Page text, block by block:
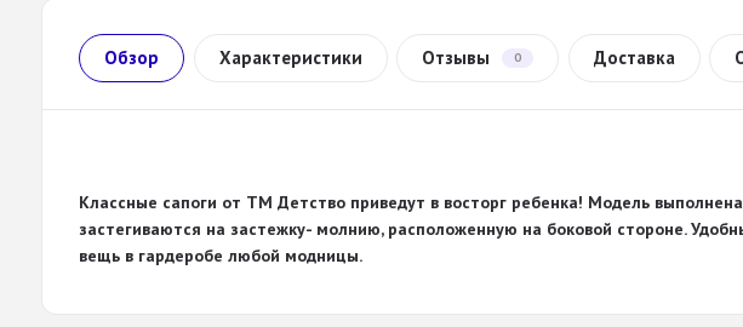
Обзор Характеристики Отзывы 0 Доставка
Классные сапоги от ТМ Детство приведут в восторг ребенка! Модель
застегиваются на застежку- молнию, расположенную на боковой стороне.
вещь в гардеробе любой модницы.